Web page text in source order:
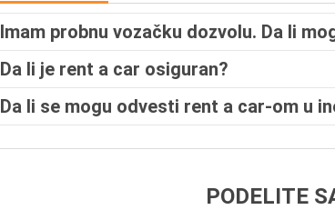
Imam probnu vozačku dozvolu. Da li
Da li je rent a car osiguran?
Da li se mogu odvesti rent a car-om u
PODELITE